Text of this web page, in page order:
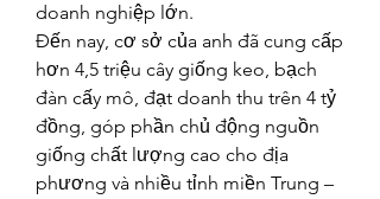
doanh nghiệp lớn.
Đến nay, cơ sở của anh đã cung cấp
hơn 4,5 triệu cây giống keo, bạch
đàn cấy mô, đạt doanh thu trên 4 tỷ
đồng, góp phần chủ động nguồn
giống chất lượng cao cho địa
phương và nhiều tỉnh miền Trung –